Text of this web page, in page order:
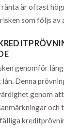
är oftast
som följs av
genomför
lån. Denna
genom
och